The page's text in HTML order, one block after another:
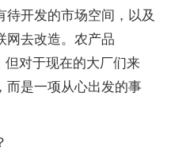
开发的市场空间，以及
网去改造。农产品
但对于现在的大厂们来
而是一项从心出发的事